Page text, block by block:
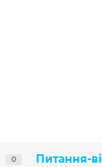
0 Питання-